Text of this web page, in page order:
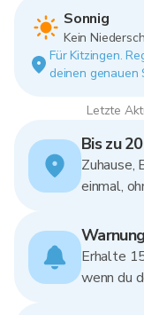
Sonnig
Kein
Für Kitzingen.
deinen genauen
Letzte
Bis zu
Zuhause,
einmal,
Erhalte
wenn du